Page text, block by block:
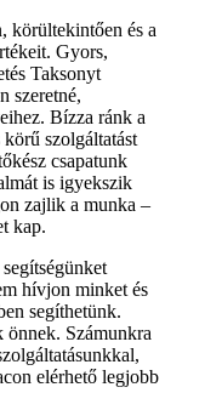
körültekintően és a
Gyors,
Taksonyt
szeretné,
Bízza ránk a
szolgáltatást
csapatunk
is igyekszik
zajlik a munka –
kap.
hívjon minket és
segíthetünk.
önnek. Számunkra
elérhető legjobb